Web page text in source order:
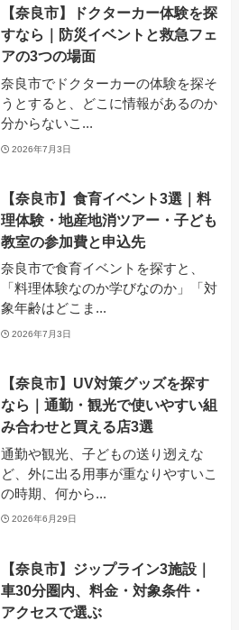
【奈良市】ドクターカー体験を探
すなら｜防災イベントと救急フェ
アの3つの場面
奈良市でドクターカーの体験を探そ
うとすると、どこに情報があるのか
分からないこ...
2026年7月3日
【奈良市】食育イベント3選｜料
理体験・地産地消ツアー・子ども
教室の参加費と申込先
奈良市で食育イベントを探すと、
「料理体験なのか学びなのか」「対
象年齢はどこま...
2026年7月3日
【奈良市】UV対策グッズを探す
なら｜通勤・観光で使いやすい組
み合わせと買える店3選
通勤や観光、子どもの送り迾えな
ど、外に出る用事が重なりやすいこ
の時期、何から...
2026年6月29日
【奈良市】ジップライン3施設｜
車30分圏内、料金・対象条件・
アクセスで選ぶ